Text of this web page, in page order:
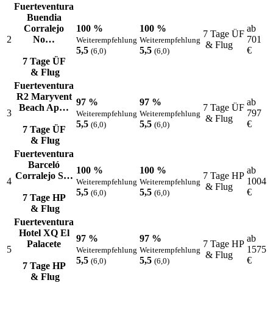
2
Fuerteventura
Buendia
Corralejo
No…
7 Tage ÜF
& Flug
100 %
Weiterempfehlung
5,5 (6,0)
100 %
Weiterempfehlung
5,5 (6,0)
7 Tage ÜF
& Flug
ab
701
€
3
Fuerteventura
R2 Maryvent
Beach Ap…
7 Tage ÜF
& Flug
97 %
Weiterempfehlung
5,5 (6,0)
97 %
Weiterempfehlung
5,5 (6,0)
7 Tage ÜF
& Flug
ab
797
€
4
Fuerteventura
Barceló
Corralejo S…
7 Tage HP
& Flug
100 %
Weiterempfehlung
5,5 (6,0)
100 %
Weiterempfehlung
5,5 (6,0)
7 Tage HP
& Flug
ab
1004
€
5
Fuerteventura
Hotel XQ El
Palacete
7 Tage HP
& Flug
97 %
Weiterempfehlung
5,5 (6,0)
97 %
Weiterempfehlung
5,5 (6,0)
7 Tage HP
& Flug
ab
1575
€